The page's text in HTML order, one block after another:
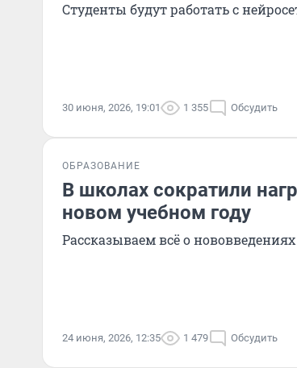
Студенты будут работать с
30 июня, 2026, 19:01 1 355 Обсудить
ОБРАЗОВАНИЕ
В школах сократили
новом учебном году
Рассказываем всё о нововведениях
24 июня, 2026, 12:35 1 479 Обсудить